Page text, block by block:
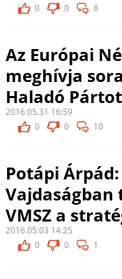
0
0 8
Az Európai
meghívja
Haladó Pártot
2016.05.31 16:59
0
0 10
Potápi Árpád:
Vajdaságban
VMSZ a
2016.05.03 14:25
0
0 1